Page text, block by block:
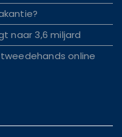
naar 3,6 miljard
online